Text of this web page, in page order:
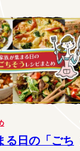
る日の「ごち